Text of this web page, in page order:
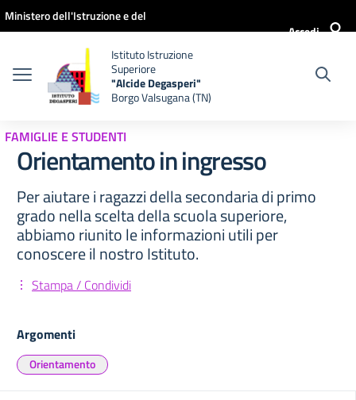
Vai ai contenuti
Vai al menu di navigazione
Vai al footer
Ministero dell'Istruzione e del
Accedi
Istituto Istruzione
Superiore
"Alcide Degasperi"
Borgo Valsugana (TN)
FAMIGLIE E STUDENTI
Orientamento in ingresso
Per aiutare i ragazzi della secondaria di primo
grado nella scelta della scuola superiore,
abbiamo riunito le informazioni utili per
conoscere il nostro Istituto.
Stampa / Condividi
Argomenti
Orientamento